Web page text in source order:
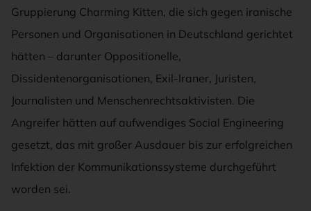
Gruppierung Charming Kitten, die sich gegen iranische
Personen und Organisationen in Deutschland gerichtet
hätten – darunter Oppositionelle,
Dissidentenorganisationen, Exil-Iraner, Juristen,
Journalisten und Menschenrechtsaktivisten. Die
Angreifer hätten auf aufwendiges Social Engineering
gesetzt, das mit großer Ausdauer bis zur erfolgreichen
Infektion der Kommunikationssysteme durchgeführt
worden sei.